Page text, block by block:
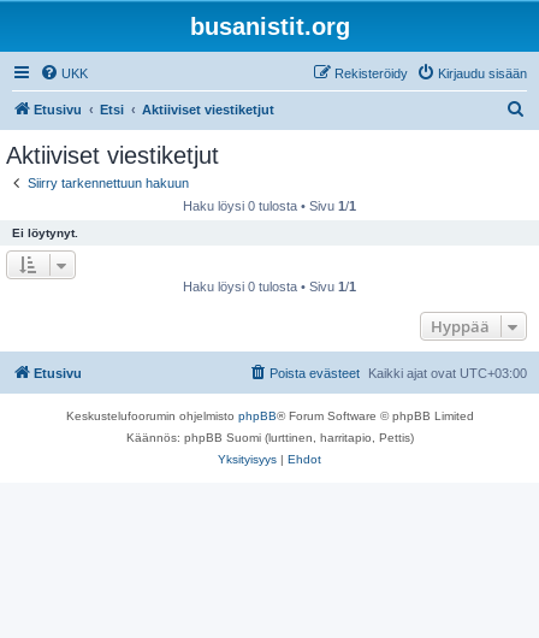
busanistit.org
UKK Kirjaudu sisään
Rekisteröidy
Etusivu Etsi Aktiiviset viestiketjut
Aktiiviset viestiketjut
Siirry tarkennettuun hakuun
Haku löysi 0 tulosta • Sivu 1/1
Ei löytynyt.
Haku löysi 0 tulosta • Sivu 1/1
Hyppää
Etusivu Kaikki ajat ovat UTC+03:00
Poista evästeet
Keskustelufoorumin ohjelmisto phpBB® Forum Software © phpBB Limited
Käännös: phpBB Suomi (lurttinen, harritapio, Pettis)
Yksityisyys | Ehdot